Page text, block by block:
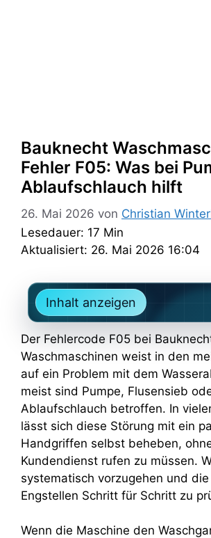
Bauknecht
Fehler F05: Was bei
Ablaufschlauch hilft
26. Mai 2026 von Christian
Lesedauer: 17 Min
Aktualisiert: 26. Mai 2026 16:04
Inhalt anzeigen
Der Fehlercode F05 bei
Waschmaschinen weist in den
auf ein Problem mit dem
meist sind Pumpe, Flusensieb
Ablaufschlauch betroffen. In
lässt sich diese Störung mit ein
Handgriffen selbst beheben,
Kundendienst rufen zu müssen.
systematisch vorzugehen und
Engstellen Schritt für Schritt zu
Wenn die Maschine den